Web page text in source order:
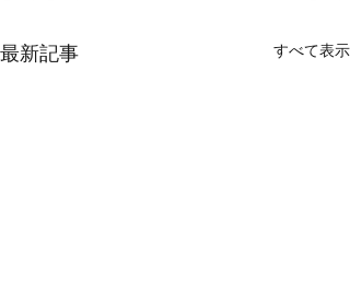
最新記事 すべて表示